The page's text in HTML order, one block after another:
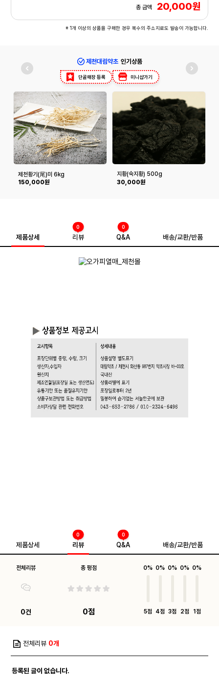
총 금액 20,000원
※ 1개 이상의 상품을 구매한 경우 복수의 주소지로도 발송이 가능합니다.
제천대림약초 인기상품
단골매장 등록 미니샵가기
제천황기(尾)미 6kg
150,000원
지황(숙지황) 500g
30,000원
제품상세 리뷰
0
Q&A
0
배송/교환/반품
제품상세 리뷰
0
Q&A
0
배송/교환/반품
전체리뷰
0건
총 평점
0점
0%
5점
0%
4점
0%
3점
0%
2점
0%
1점
전체리뷰 0개
등록된 글이 없습니다.